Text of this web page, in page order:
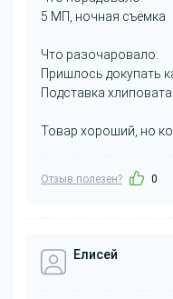
5 МП, ночная съёмка
Что разочаровало:
Пришлось докупать
Подставка
Товар хороший, но
Отзыв полезен? 0
Елисей